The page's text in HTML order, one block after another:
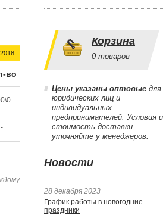
во
-
Корзина
0 товаров
Цены указаны оптовые для
юридических лиц и
индивидуальных
предпринимателей. Условия и
стоимость доставки
уточняйте у менеджеров.
Новости
28 декабря 2023
График работы в новогодние
праздники